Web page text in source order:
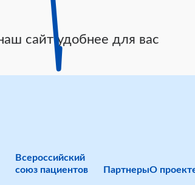
сайт удобнее для вас
Всероссийский
союз пациентов
ПартнерыО